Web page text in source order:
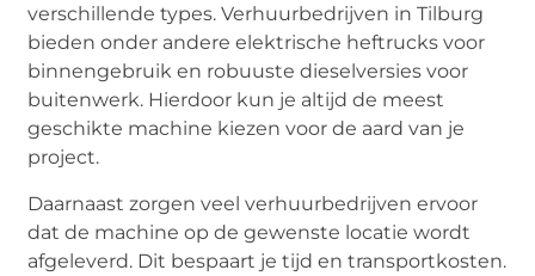
verschillende types. Verhuurbedrijven in Tilburg
bieden onder andere elektrische heftrucks voor
binnengebruik en robuuste dieselversies voor
buitenwerk. Hierdoor kun je altijd de meest
geschikte machine kiezen voor de aard van je
project.
Daarnaast zorgen veel verhuurbedrijven ervoor
dat de machine op de gewenste locatie wordt
afgeleverd. Dit bespaart je tijd en transportkosten.